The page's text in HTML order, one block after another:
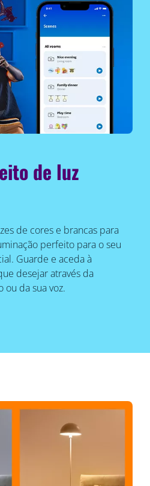
de luz
de cores e brancas para
perfeito para o seu
Guarde e aceda à
desejar através da
ou da sua voz.